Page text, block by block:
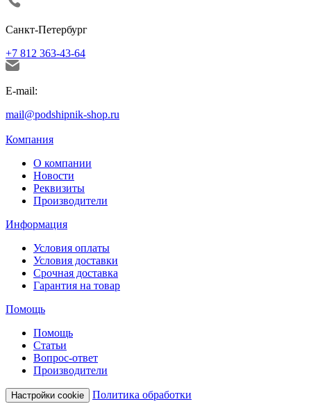
Санкт-Петербург
+7 812 363-43-64
E-mail:
mail@podshipnik-shop.ru
Компания
О компании
Новости
Реквизиты
Производители
Информация
Условия оплаты
Условия доставки
Срочная доставка
Гарантия на товар
Помощь
Помощь
Статьи
Вопрос-ответ
Производители
Настройки cookie
Политика обработки